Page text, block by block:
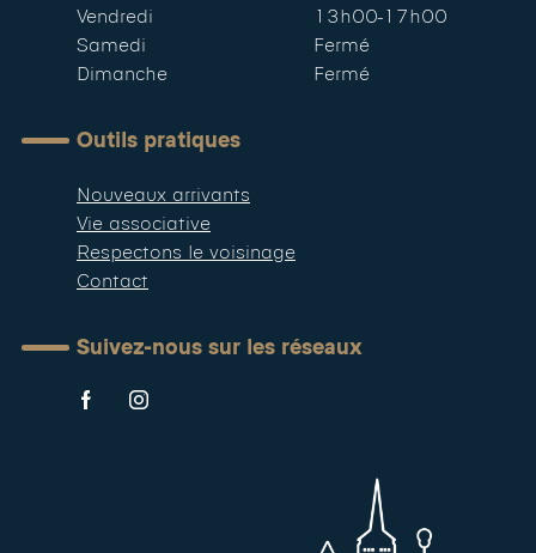
Vendredi
13h00-17h00
Samedi
Fermé
Dimanche
Fermé
Outils pratiques
Nouveaux arrivants
Vie associative
Respectons le voisinage
Contact
Suivez-nous sur les réseaux